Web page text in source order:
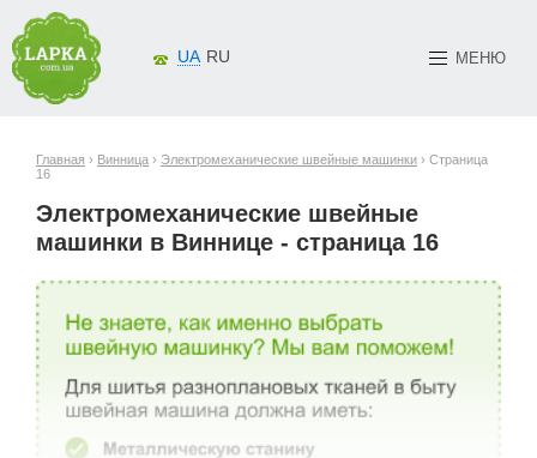
МЕНЮ
UA RU
Главная › Винница › Электромеханические швейные машинки › Страница
16
Электромеханические швейные
машинки в Виннице - страница 16